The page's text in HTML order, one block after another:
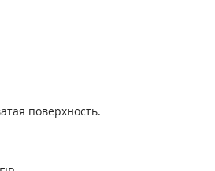
поверхность.